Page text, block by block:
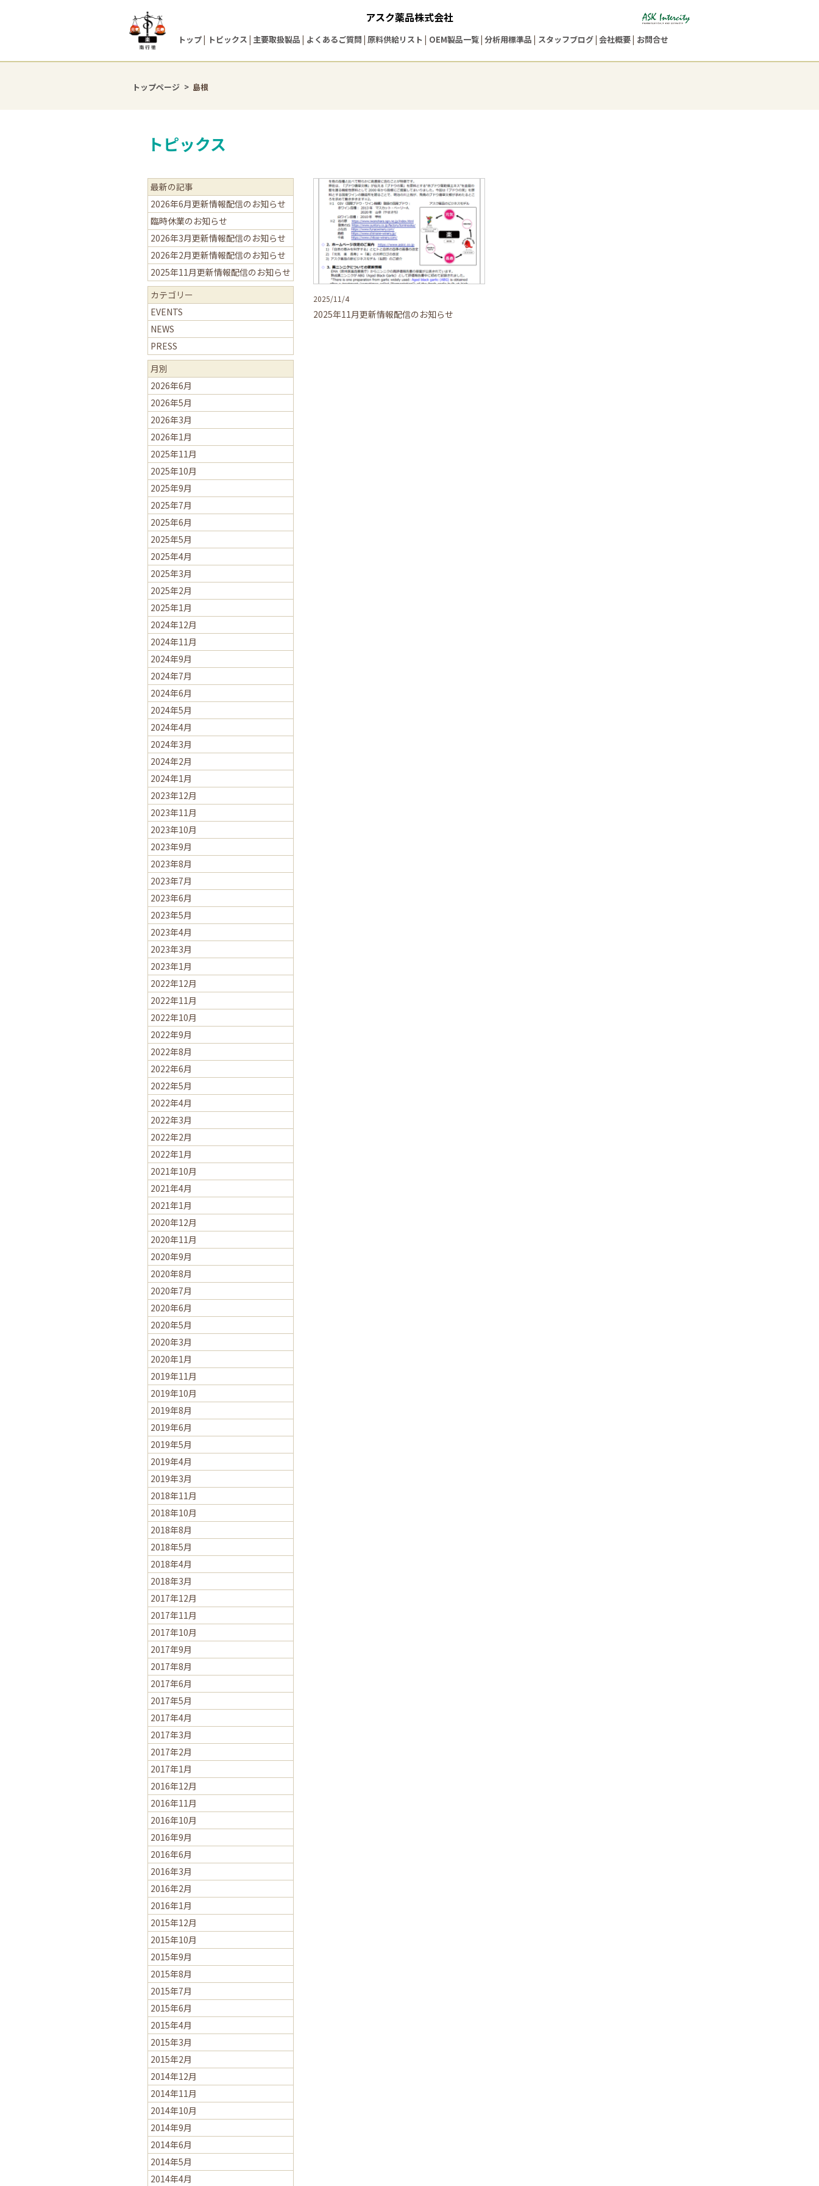
アスク薬品株式会社
トップ トピックス 主要取扱製品 よくあるご質問 原料供給リスト OEM製品一覧 分析用標準品 スタッフブログ 会社概要 お問合せ
トップページ 島根
トピックス
2025/11/4
2025年11月更新情報配信のお知らせ
最新の記事
2026年6月更新情報配信のお知らせ
臨時休業のお知らせ
2026年3月更新情報配信のお知らせ
2026年2月更新情報配信のお知らせ
2025年11月更新情報配信のお知らせ
カテゴリー
EVENTS
NEWS
PRESS
月別
2026年6月
2026年5月
2026年3月
2026年1月
2025年11月
2025年10月
2025年9月
2025年7月
2025年6月
2025年5月
2025年4月
2025年3月
2025年2月
2025年1月
2024年12月
2024年11月
2024年9月
2024年7月
2024年6月
2024年5月
2024年4月
2024年3月
2024年2月
2024年1月
2023年12月
2023年11月
2023年10月
2023年9月
2023年8月
2023年7月
2023年6月
2023年5月
2023年4月
2023年3月
2023年1月
2022年12月
2022年11月
2022年10月
2022年9月
2022年8月
2022年6月
2022年5月
2022年4月
2022年3月
2022年2月
2022年1月
2021年10月
2021年4月
2021年1月
2020年12月
2020年11月
2020年9月
2020年8月
2020年7月
2020年6月
2020年5月
2020年3月
2020年1月
2019年11月
2019年10月
2019年8月
2019年6月
2019年5月
2019年4月
2019年3月
2018年11月
2018年10月
2018年8月
2018年5月
2018年4月
2018年3月
2017年12月
2017年11月
2017年10月
2017年9月
2017年8月
2017年6月
2017年5月
2017年4月
2017年3月
2017年2月
2017年1月
2016年12月
2016年11月
2016年10月
2016年9月
2016年6月
2016年3月
2016年2月
2016年1月
2015年12月
2015年10月
2015年9月
2015年8月
2015年7月
2015年6月
2015年4月
2015年3月
2015年2月
2014年12月
2014年11月
2014年10月
2014年9月
2014年6月
2014年5月
2014年4月